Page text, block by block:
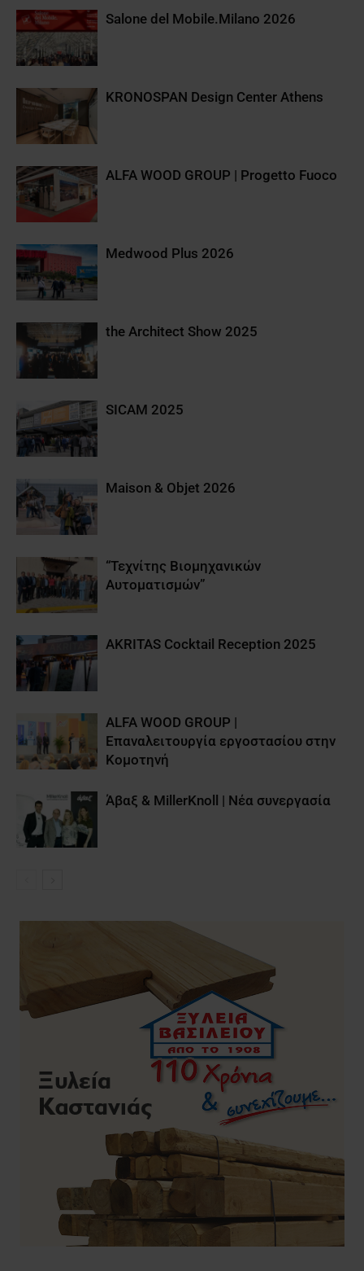
Salone del Mobile.Milano 2026
KRONOSPAN Design Center Athens
ALFA WOOD GROUP | Progetto Fuoco
Medwood Plus 2026
the Architect Show 2025
SICAM 2025
Maison & Objet 2026
“Τεχνίτης Βιομηχανικών
Αυτοματισμών”
AKRITAS Cocktail Reception 2025
ALFA WOOD GROUP |
Επαναλειτουργία εργοστασίου στην
Κομοτηνή
Άβαξ & MillerKnoll | Νέα συνεργασία